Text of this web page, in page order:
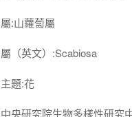
屬:山蘿蔔屬
屬（英文）:Scabiosa
主題:花
中央研究院生物多樣性研究